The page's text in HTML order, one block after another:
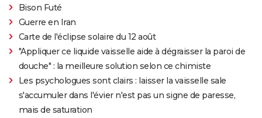
Bison Futé
Guerre en Iran
Carte de l'éclipse solaire du 12 août
"Appliquer ce liquide vaisselle aide à dégraisser la paroi de
douche" : la meilleure solution selon ce chimiste
Les psychologues sont clairs : laisser la vaisselle sale
s'accumuler dans l'évier n'est pas un signe de paresse,
mais de saturation